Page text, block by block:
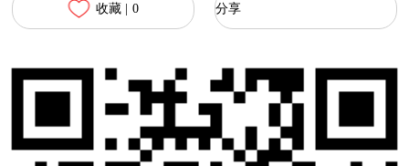
收藏 | 0 分享